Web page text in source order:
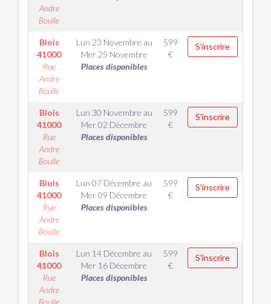
Andre
Boulle
Blois
41000
Rue
Andre
Boulle
Lun 23 Novembre au
Mer 25 Novembre
Places disponibles
599
€
S'inscrire
Blois
41000
Rue
Andre
Boulle
Lun 30 Novembre au
Mer 02 Décembre
Places disponibles
599
€
S'inscrire
Blois
41000
Rue
Andre
Boulle
Lun 07 Décembre au
Mer 09 Décembre
Places disponibles
599
€
S'inscrire
Blois
41000
Rue
Andre
Boulle
Lun 14 Décembre au
Mer 16 Décembre
Places disponibles
599
€
S'inscrire